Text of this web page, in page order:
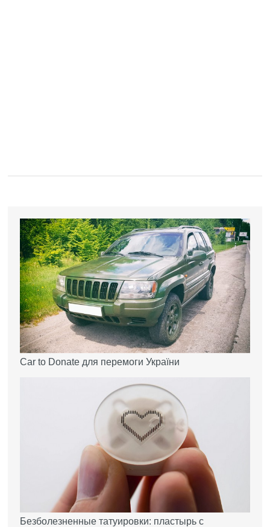
Car to Donate для перемоги України
Безболезненные татуировки: пластырь с